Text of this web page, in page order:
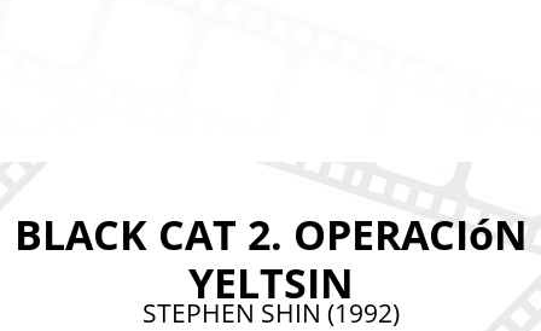
BLACK CAT 2. OPERACIóN
YELTSIN
STEPHEN SHIN (1992)